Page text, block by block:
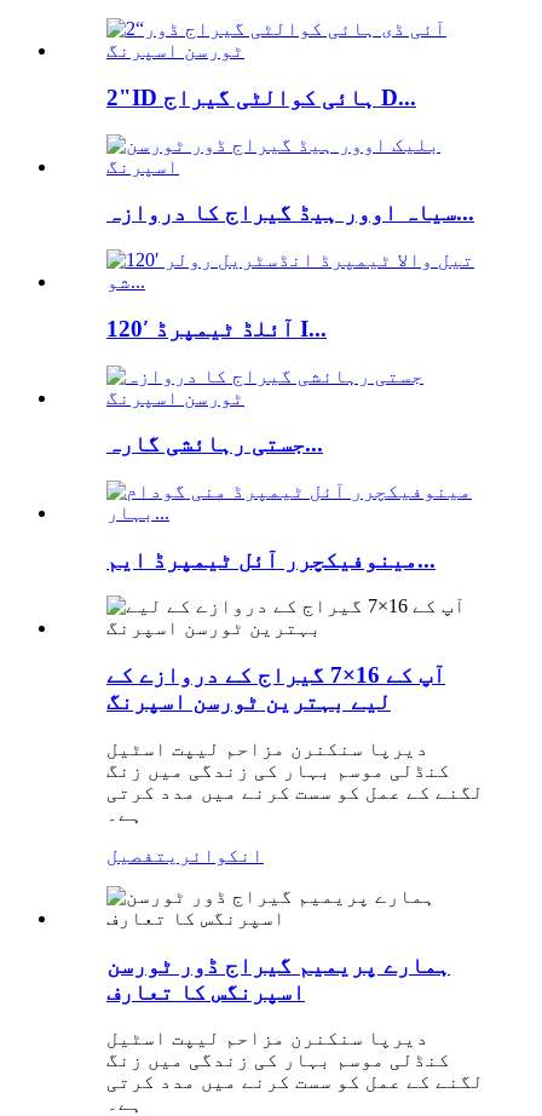
2"ID ہائی کوالٹی گیراج D...
سیاہ اوور ہیڈ گیراج کا دروازہ...
120′ آئلڈ ٹیمپرڈ I...
جستی رہائشی گارہ...
مینوفیکچرر آئل ٹیمپرڈ ایم...
آپ کے 16×7 گیراج کے دروازے کے
لیے بہترین ٹورسن اسپرنگ
دیرپا سنکنرن مزاحم لیپت اسٹیل
کنڈلی موسم بہار کی زندگی میں زنگ
لگنے کے عمل کو سست کرنے میں مدد کرتی
ہے۔
انکوائری تفصیل
ہمارے پریمیم گیراج ڈور ٹورسن
اسپرنگس کا تعارف
دیرپا سنکنرن مزاحم لیپت اسٹیل
کنڈلی موسم بہار کی زندگی میں زنگ
لگنے کے عمل کو سست کرنے میں مدد کرتی
ہے۔